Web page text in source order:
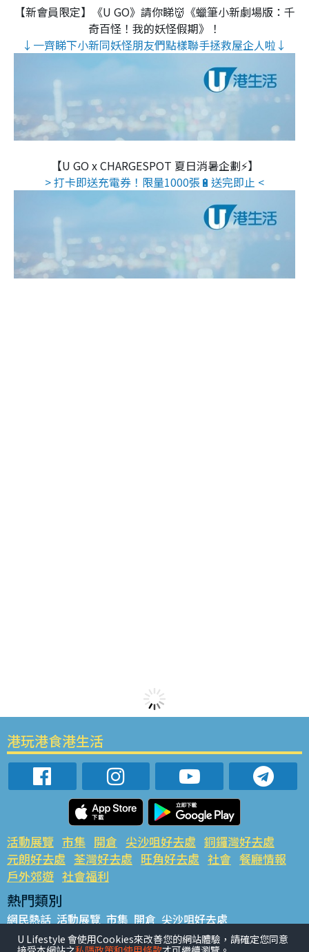
【新會員限定】《U GO》請你睇👹《蠟筆小新劇場版：千
奇百怪！我的妖怪假期》！
↓一齊睇下小新同妖怪朋友們點樣聯手拯救屋企人啦↓
【U GO x CHARGESPOT 夏日消暑企劃⚡】
> 打卡即送充電券！限量1000張🔋送完即止 <
港玩港食港生活
活動展覽 市集 開倉 尖沙咀好去處 銅鑼灣好去處
元朗好去處 荃灣好去處 旺角好去處 社會 餐廳情報
戶外郊遊 社會福利
熱門類別
網民熱話 活動展覽 市集 開倉 尖沙咀好去處
銅鑼灣好去處 元朗好去處 荃灣好去處 旺角好去處 社會
U Lifestyle 會使用Cookies來改善您的網站體驗，請確定您同意